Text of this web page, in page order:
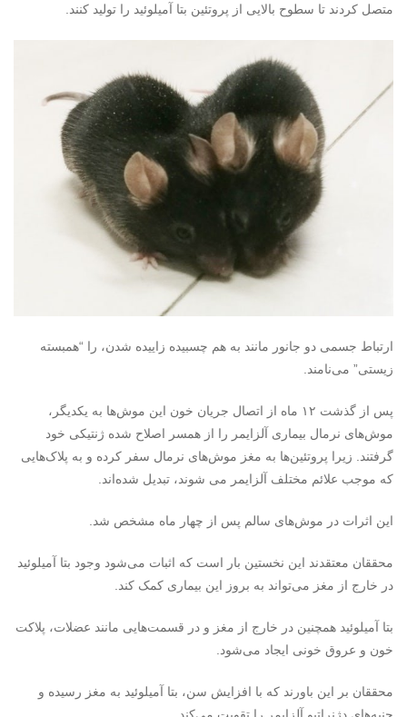
متصل کردند تا سطوح بالایی از پروتئین بتا آمیلوئید را تولید کنند.
ارتباط جسمی دو جانور مانند به هم چسبیده زاییده شدن، را “همبسته
زیستی” می‌نامند.
پس از گذشت ۱۲ ماه از اتصال جریان خون این موش‌ها به یکدیگر،
موش‌های نرمال بیماری آلزایمر را از همسر اصلاح شده ژنتیکی خود
گرفتند. زیرا پروتئین‌ها به مغز موش‌های نرمال سفر کرده و به پلاک‌هایی
که موجب علائم مختلف آلزایمر می شوند، تبدیل شده‌اند.
این اثرات در موش‌های سالم پس از چهار ماه مشخص شد.
محققان معتقدند این نخستین بار است که اثبات می‌شود وجود بتا آمیلوئید
در خارج از مغز می‌تواند به بروز این بیماری کمک کند.
بتا آمیلوئید همچنین در خارج از مغز و در قسمت‌هایی مانند عضلات، پلاکت
خون و عروق خونی ایجاد می‌شود.
محققان بر این باورند که با افزایش سن، بتا آمیلوئید به مغز رسیده و